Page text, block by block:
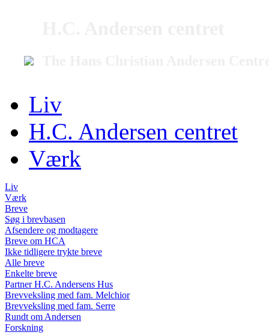
Liv
H.C. Andersen centret
Værk
Liv
Værk
Breve
Søg i brevbasen
Afsendere og modtagere
Breve om HCA
Ikke tidligere trykte breve
Alle breve
Enkelte breve
Partner H.C. Andersens Hus
Brevveksling med fam. Melchior
Brevveksling med fam. Serre
Rundt om Andersen
Forskning